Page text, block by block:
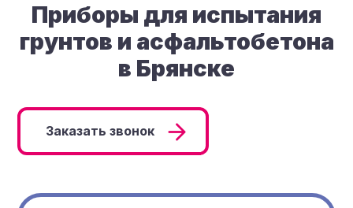
Приборы для испытания
грунтов и асфальтобетона
в Брянске
Заказать звонок